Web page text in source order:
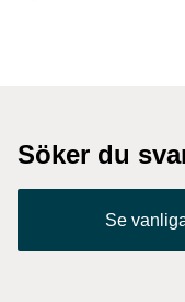
Söker du
Se